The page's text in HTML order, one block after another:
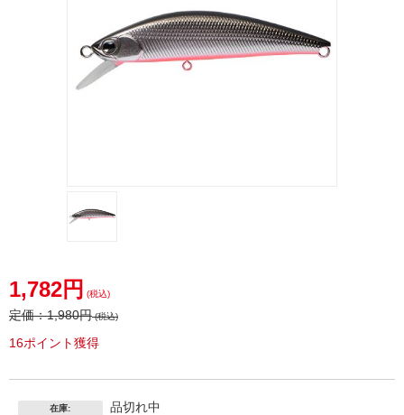
1,782円 (税込)
定価：1,980円(税込)
16ポイント獲得
在庫: 品切れ中